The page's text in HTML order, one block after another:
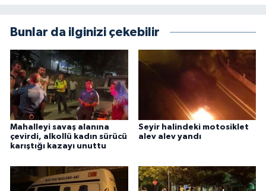
Bunlar da ilginizi çekebilir
Mahalleyi savaş alanına
çevirdi, alkollü kadın sürücü
karıştığı kazayı unuttu
Seyir halindeki motosiklet
alev alev yandı